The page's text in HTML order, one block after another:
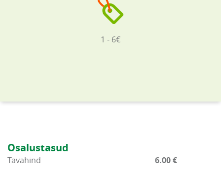
1 - 6€
Osalustasud
Tavahind
6.00 €